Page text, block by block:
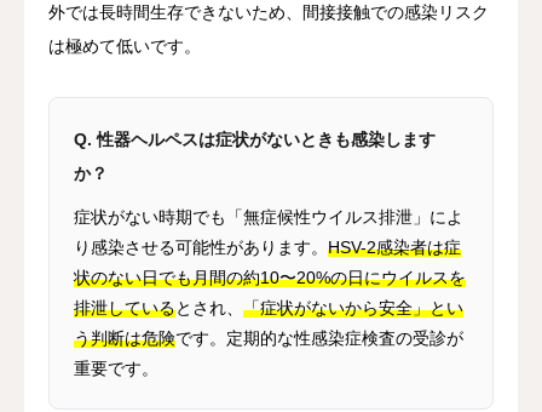
外では長時間生存できないため、間接接触での感染リスク
は極めて低いです。
Q. 性器ヘルペスは症状がないときも感染します
か？
症状がない時期でも「無症候性ウイルス排泄」によ
り感染させる可能性があります。 HSV-2感染者は症
状のない日でも月間の約10〜20%の日にウイルスを
排泄しているとされ、 「症状がないから安全」とい
う判断は危険です。定期的な性感染症検査の受診が
重要です。